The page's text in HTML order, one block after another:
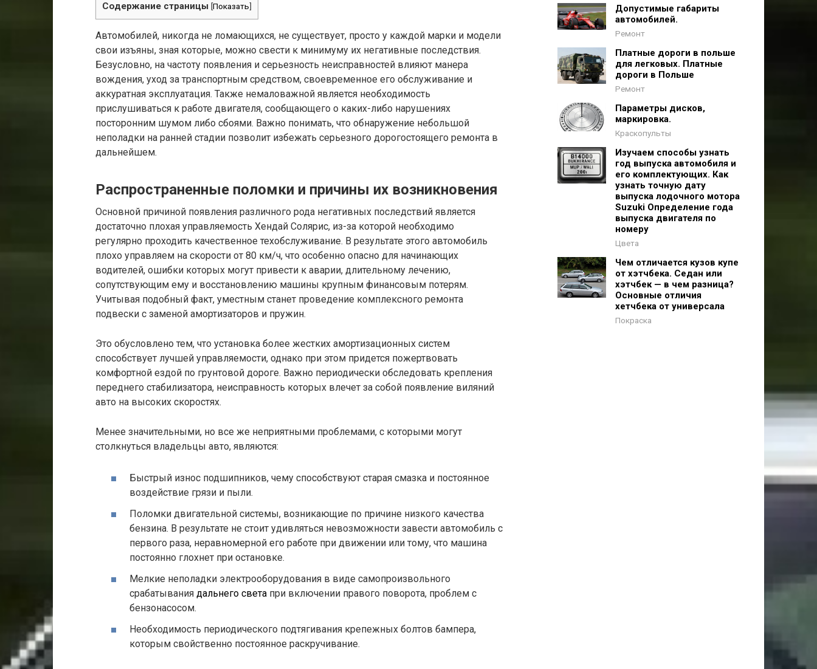
Содержание страницы [Показать]
Автомобилей, никогда не ломающихся, не существует, просто у каждой марки и модели
свои изъяны, зная которые, можно свести к минимуму их негативные последствия.
Безусловно, на частоту появления и серьезность неисправностей влияют манера
вождения, уход за транспортным средством, своевременное его обслуживание и
аккуратная эксплуатация. Также немаловажной является необходимость
прислушиваться к работе двигателя, сообщающего о каких-либо нарушениях
посторонним шумом либо сбоями. Важно понимать, что обнаружение небольшой
неполадки на ранней стадии позволит избежать серьезного дорогостоящего ремонта в
дальнейшем.
Распространенные поломки и причины их возникновения
Основной причиной появления различного рода негативных последствий является
достаточно плохая управляемость Хендай Солярис, из-за которой необходимо
регулярно проходить качественное техобслуживание. В результате этого автомобиль
плохо управляем на скорости от 80 км/ч, что особенно опасно для начинающих
водителей, ошибки которых могут привести к аварии, длительному лечению,
сопутствующим ему и восстановлению машины крупным финансовым потерям.
Учитывая подобный факт, уместным станет проведение комплексного ремонта
подвески с заменой амортизаторов и пружин.
Это обусловлено тем, что установка более жестких амортизационных систем
способствует лучшей управляемости, однако при этом придется пожертвовать
комфортной ездой по грунтовой дороге. Важно периодически обследовать крепления
переднего стабилизатора, неисправность которых влечет за собой появление виляний
авто на высоких скоростях.
Менее значительными, но все же неприятными проблемами, с которыми могут
столкнуться владельцы авто, являются:
Быстрый износ подшипников, чему способствуют старая смазка и постоянное
воздействие грязи и пыли.
Поломки двигательной системы, возникающие по причине низкого качества
бензина. В результате не стоит удивляться невозможности завести автомобиль с
первого раза, неравномерной его работе при движении или тому, что машина
постоянно глохнет при остановке.
Мелкие неполадки электрооборудования в виде самопроизвольного
срабатывания дальнего света при включении правого поворота, проблем с
бензонасосом.
Необходимость периодического подтягивания крепежных болтов бампера,
которым свойственно постоянное раскручивание.
Допустимые габариты
автомобилей.
Ремонт
Платные дороги в польше
для легковых. Платные
дороги в Польше
Ремонт
Параметры дисков,
маркировка.
Краскопульты
Изучаем способы узнать
год выпуска автомобиля и
его комплектующих. Как
узнать точную дату
выпуска лодочного мотора
Suzuki Определение года
выпуска двигателя по
номеру
Цвета
Чем отличается кузов купе
от хэтчбека. Седан или
хэтчбек — в чем разница?
Основные отличия
хетчбека от универсала
Покраска